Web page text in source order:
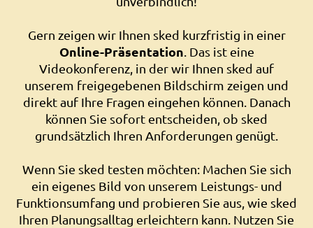
Gern zeigen wir Ihnen sked kurzfristig in einer
Online-Präsentation . Das ist eine
Videokonferenz, in der wir Ihnen sked auf
unserem freigegebenen Bildschirm zeigen und
direkt auf Ihre Fragen eingehen können. Danach
können Sie sofort entscheiden, ob sked
grundsätzlich Ihren Anforderungen genügt.
Wenn Sie sked testen möchten: Machen Sie sich
ein eigenes Bild von unserem Leistungs- und
Funktionsumfang und probieren Sie aus, wie sked
Ihren Planungsalltag erleichtern kann. Nutzen Sie